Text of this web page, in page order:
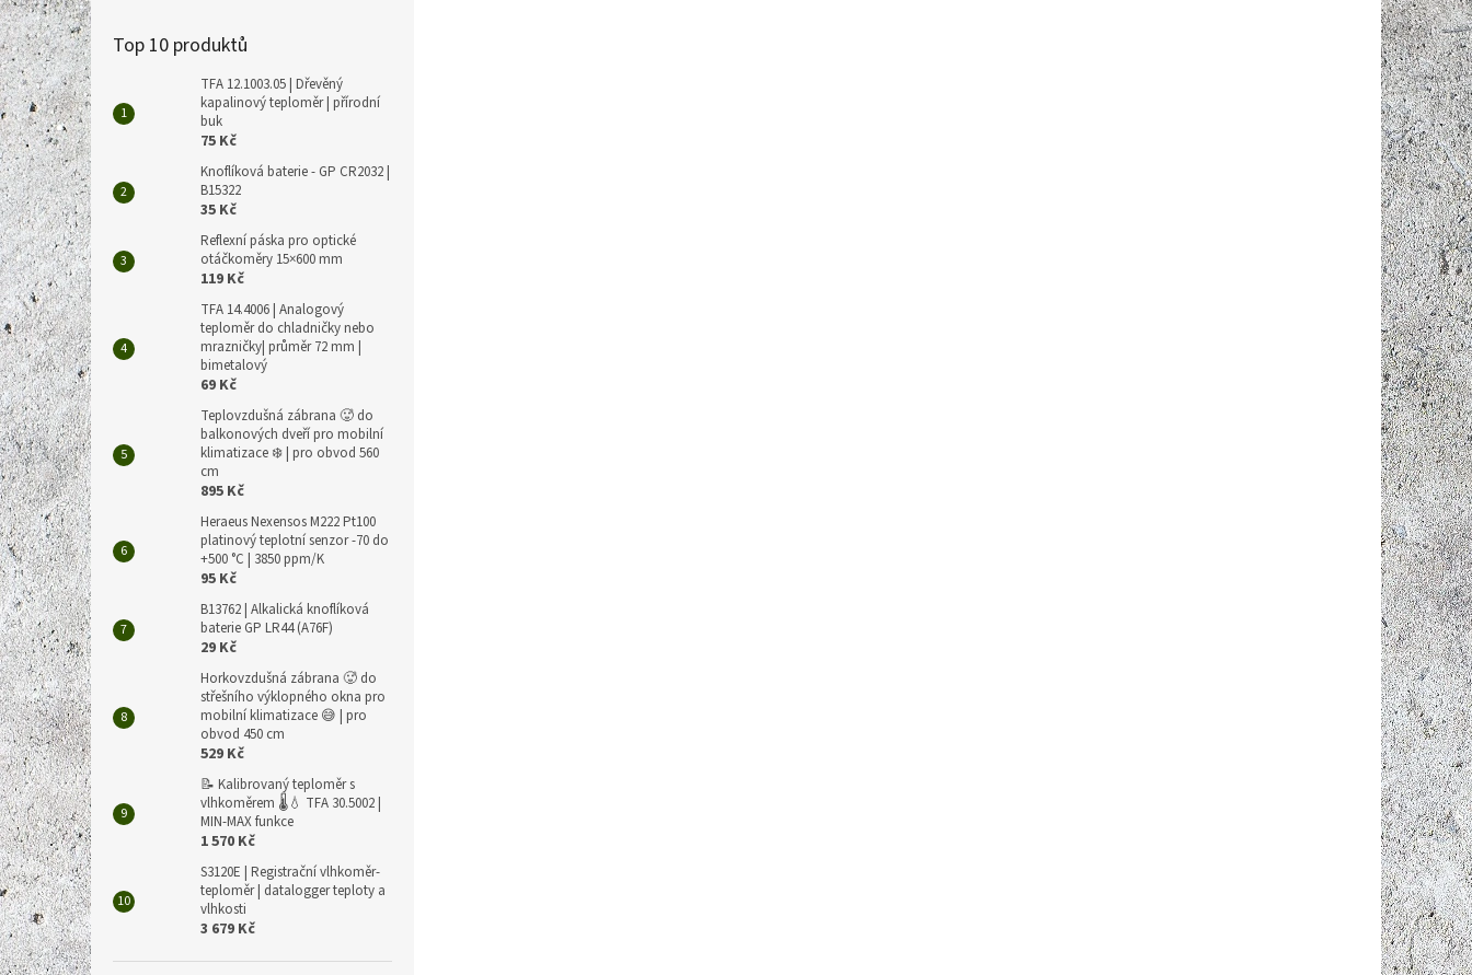
Top 10 produktů
TFA 12.1003.05 | Dřevěný
kapalinový teploměr | přírodní
buk
75 Kč
Knoflíková baterie - GP CR2032 |
B15322
35 Kč
Reflexní páska pro optické
otáčkoměry 15×600 mm
119 Kč
TFA 14.4006 | Analogový
teploměr do chladničky nebo
mrazničky| průměr 72 mm |
bimetalový
69 Kč
Teplovzdušná zábrana 🥵 do
balkonových dveří pro mobilní
klimatizace ❄️ | pro obvod 560
cm
895 Kč
Heraeus Nexensos M222 Pt100
platinový teplotní senzor -70 do
+500 °C | 3850 ppm/K
95 Kč
B13762 | Alkalická knoflíková
baterie GP LR44 (A76F)
29 Kč
Horkovzdušná zábrana 🥵 do
střešního výklopného okna pro
mobilní klimatizace 😅 | pro
obvod 450 cm
529 Kč
📝 Kalibrovaný teploměr s
vlhkoměrem 🌡️💧 TFA 30.5002 |
MIN-MAX funkce
1 570 Kč
S3120E | Registrační vlhkoměr-
teploměr | datalogger teploty a
vlhkosti
3 679 Kč